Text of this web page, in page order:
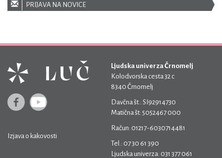
PRIJAVA NA NOVICE
Izjava o kakovosti
Ljudska univerza Črnomelj
Kolodvorska cesta 32 c
8340 Črnomelj
Davčna št.: SI92914730
Matična št: 5052467 000
Račun: 01217-6030714481
Tel.: 07 30 61 390
Ljudska univerza: 031 377 061